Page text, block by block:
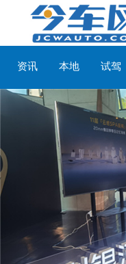
资讯 本地 试驾